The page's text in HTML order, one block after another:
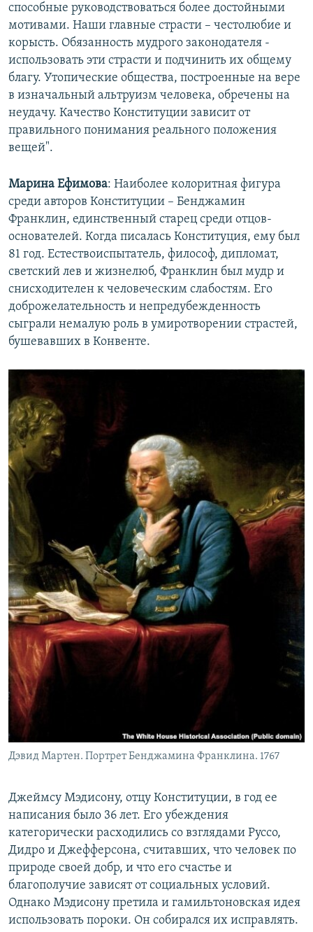
способные руководствоваться более достойными
мотивами. Наши главные страсти – честолюбие и
корысть. Обязанность мудрого законодателя -
использовать эти страсти и подчинить их общему
благу. Утопические общества, построенные на вере
в изначальный альтруизм человека, обречены на
неудачу. Качество Конституции зависит от
правильного понимания реального положения
вещей".
Марина Ефимова: Наиболее колоритная фигура
среди авторов Конституции – Бенджамин
Франклин, единственный старец среди отцов-
основателей. Когда писалась Конституция, ему был
81 год. Естествоиспытатель, философ, дипломат,
светский лев и жизнелюб, Франклин был мудр и
снисходителен к человеческим слабостям. Его
доброжелательность и непредубежденность
сыграли немалую роль в умиротворении страстей,
бушевавших в Конвенте.
Дэвид Мартен. Портрет Бенджамина Франклина. 1767
Джеймсу Мэдисону, отцу Конституции, в год ее
написания было 36 лет. Его убеждения
категорически расходились со взглядами Руссо,
Дидро и Джефферсона, считавших, что человек по
природе своей добр, и что его счастье и
благополучие зависят от социальных условий.
Однако Мэдисону претила и гамильтоновская идея
использовать пороки. Он собирался их исправлять.